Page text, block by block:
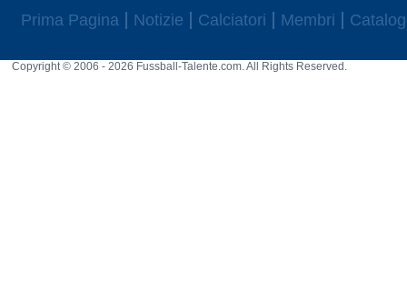
Prima Pagina Notizie Calciatori Membri
Copyright © 2006 - 2026 Fussball-Talente.com. All Rights Reserved.